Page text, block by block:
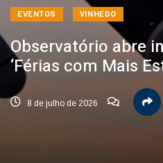
EVENTOS VINHEDO
Observatório abre
‘Férias com Mais
8 de julho de 2026